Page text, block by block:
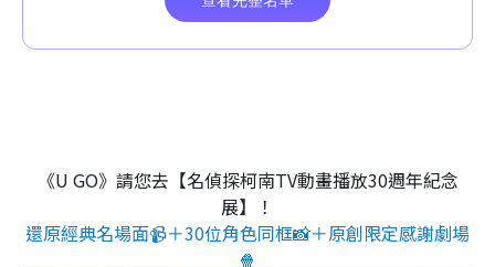
《U GO》請您去【名偵探柯南TV動畫播放30週年紀念
展】！
還原經典名場面📹＋30位角色同框📸＋原創限定感謝劇場
🍿